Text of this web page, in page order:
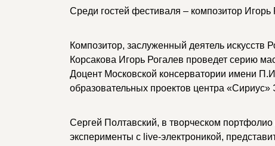
Среди гостей фестиваля – композитор
Композитор, заслуженный деятель
Корсакова Игорь Рогалев проведет серию
Доцент Московской консерватории имени
образовательных проектов центра
Сергей Полтавский, в творческом
эксперименты с live-электроникой,